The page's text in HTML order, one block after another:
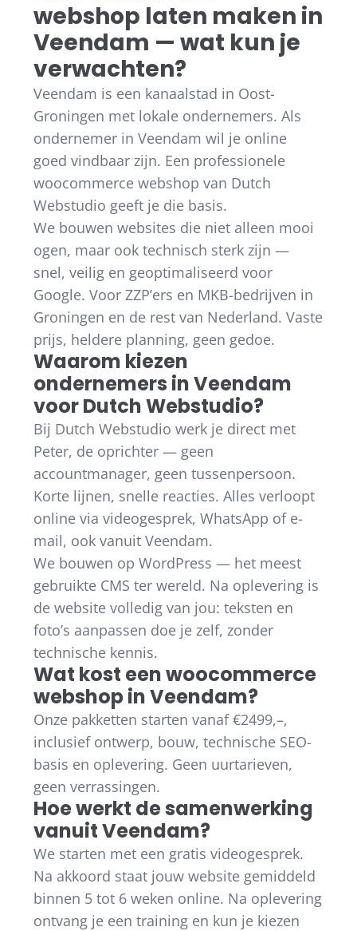
webshop laten maken in
Veendam — wat kun je
verwachten?
Veendam is een kanaalstad in Oost-
Groningen met lokale ondernemers. Als
ondernemer in Veendam wil je online
goed vindbaar zijn. Een professionele
woocommerce webshop van Dutch
Webstudio geeft je die basis.
We bouwen websites die niet alleen mooi
ogen, maar ook technisch sterk zijn —
snel, veilig en geoptimaliseerd voor
Google. Voor ZZP’ers en MKB-bedrijven in
Groningen en de rest van Nederland. Vaste
prijs, heldere planning, geen gedoe.
Waarom kiezen
ondernemers in Veendam
voor Dutch Webstudio?
Bij Dutch Webstudio werk je direct met
Peter, de oprichter — geen
accountmanager, geen tussenpersoon.
Korte lijnen, snelle reacties. Alles verloopt
online via videogesprek, WhatsApp of e-
mail, ook vanuit Veendam.
We bouwen op WordPress — het meest
gebruikte CMS ter wereld. Na oplevering is
de website volledig van jou: teksten en
foto’s aanpassen doe je zelf, zonder
technische kennis.
Wat kost een woocommerce
webshop in Veendam?
Onze pakketten starten vanaf €2499,–,
inclusief ontwerp, bouw, technische SEO-
basis en oplevering. Geen uurtarieven,
geen verrassingen.
Hoe werkt de samenwerking
vanuit Veendam?
We starten met een gratis videogesprek.
Na akkoord staat jouw website gemiddeld
binnen 5 tot 6 weken online. Na oplevering
ontvang je een training en kun je kiezen